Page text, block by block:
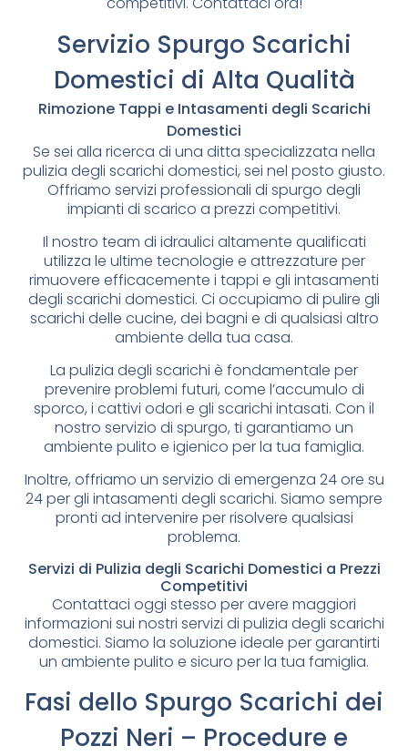
Servizio Spurgo Scarichi
Domestici di Alta Qualità
Rimozione Tappi e Intasamenti degli Scarichi
Domestici
Se sei alla ricerca di una ditta specializzata nella
pulizia degli scarichi domestici, sei nel posto giusto.
Offriamo servizi professionali di spurgo degli
impianti di scarico a prezzi competitivi.
Il nostro team di idraulici altamente qualificati
utilizza le ultime tecnologie e attrezzature per
rimuovere efficacemente i tappi e gli intasamenti
degli scarichi domestici. Ci occupiamo di pulire gli
scarichi delle cucine, dei bagni e di qualsiasi altro
ambiente della tua casa.
La pulizia degli scarichi è fondamentale per
prevenire problemi futuri, come l’accumulo di
sporco, i cattivi odori e gli scarichi intasati. Con il
nostro servizio di spurgo, ti garantiamo un
ambiente pulito e igienico per la tua famiglia.
Inoltre, offriamo un servizio di emergenza 24 ore su
24 per gli intasamenti degli scarichi. Siamo sempre
pronti ad intervenire per risolvere qualsiasi
problema.
Servizi di Pulizia degli Scarichi Domestici a Prezzi
Competitivi
Contattaci oggi stesso per avere maggiori
informazioni sui nostri servizi di pulizia degli scarichi
domestici. Siamo la soluzione ideale per garantirti
un ambiente pulito e sicuro per la tua famiglia.
Fasi dello Spurgo Scarichi dei
Pozzi Neri – Procedure e